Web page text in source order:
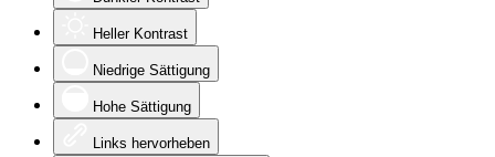
Heller Kontrast
Niedrige Sättigung
Hohe Sättigung
Links hervorheben